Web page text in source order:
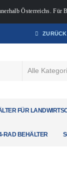
Österreichs. Für
FÜR
RAD BEHÄLTER